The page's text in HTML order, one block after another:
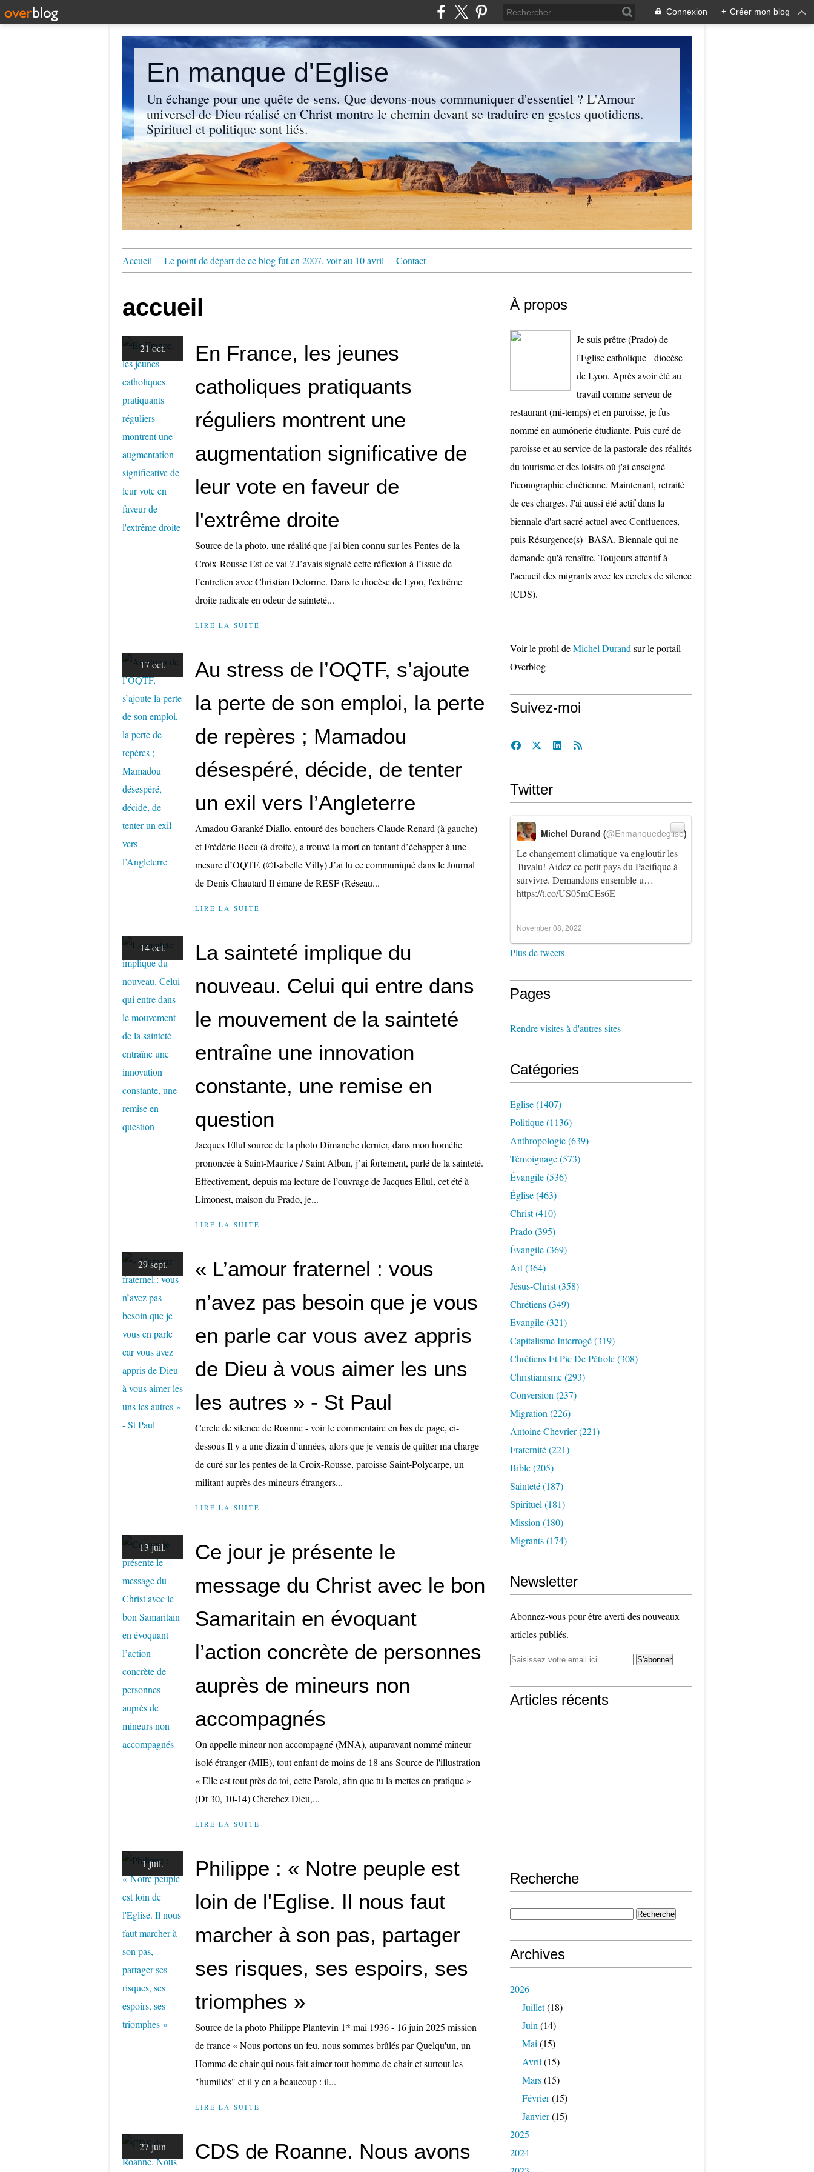
Connexion + Créer mon blog
En manque d'Eglise
Un échange pour une quête de sens. Que devons-nous communiquer d'essentiel ? L'Amour
universel de Dieu réalisé en Christ montre le chemin devant se traduire en gestes quotidiens.
Spirituel et politique sont liés.
Accueil Le point de départ de ce blog fut en 2007, voir au 10 avril Contact
accueil
21 oct.
En France, les jeunes
catholiques pratiquants
réguliers montrent une
augmentation significative de
leur vote en faveur de
l'extrême droite
Source de la photo, une réalité que j'ai bien connu sur les Pentes de la
Croix-Rousse Est-ce vai ? J’avais signalé cette réflexion à l’issue de
l’entretien avec Christian Delorme. Dans le diocèse de Lyon, l'extrême
droite radicale en odeur de sainteté...
LIRE LA SUITE
17 oct.
Au stress de l’OQTF, s’ajoute
la perte de son emploi, la perte
de repères ; Mamadou
désespéré, décide, de tenter
un exil vers l’Angleterre
Amadou Garanké Diallo, entouré des bouchers Claude Renard (à gauche)
et Frédéric Becu (à droite), a trouvé la mort en tentant d’échapper à une
mesure d’OQTF. (©Isabelle Villy) J’ai lu ce communiqué dans le Journal
de Denis Chautard Il émane de RESF (Réseau...
LIRE LA SUITE
14 oct.
La sainteté implique du
nouveau. Celui qui entre dans
le mouvement de la sainteté
entraîne une innovation
constante, une remise en
question
Jacques Ellul source de la photo Dimanche dernier, dans mon homélie
prononcée à Saint-Maurice / Saint Alban, j’ai fortement, parlé de la sainteté.
Effectivement, depuis ma lecture de l’ouvrage de Jacques Ellul, cet été à
Limonest, maison du Prado, je...
LIRE LA SUITE
29 sept.
« L’amour fraternel : vous
n’avez pas besoin que je vous
en parle car vous avez appris
de Dieu à vous aimer les uns
les autres » - St Paul
Cercle de silence de Roanne - voir le commentaire en bas de page, ci-
dessous Il y a une dizain d’années, alors que je venais de quitter ma charge
de curé sur les pentes de la Croix-Rousse, paroisse Saint-Polycarpe, un
militant auprès des mineurs étrangers...
LIRE LA SUITE
13 juil.
Ce jour je présente le
message du Christ avec le bon
Samaritain en évoquant
l’action concrète de personnes
auprès de mineurs non
accompagnés
On appelle mineur non accompagné (MNA), auparavant nommé mineur
isolé étranger (MIE), tout enfant de moins de 18 ans Source de l'illustration
« Elle est tout près de toi, cette Parole, afin que tu la mettes en pratique »
(Dt 30, 10-14) Cherchez Dieu,...
LIRE LA SUITE
1 juil.
Philippe : « Notre peuple est
loin de l'Eglise. Il nous faut
marcher à son pas, partager
ses risques, ses espoirs, ses
triomphes »
Source de la photo Philippe Plantevin 1* mai 1936 - 16 juin 2025 mission
de france « Nous portons un feu, nous sommes brûlés par Quelqu'un, un
Homme de chair qui nous fait aimer tout homme de chair et surtout les
"humiliés" et il y en a beaucoup : il...
LIRE LA SUITE
27 juin CDS de Roanne. Nous avons
À propos
Je suis prêtre (Prado) de
l'Eglise catholique - diocèse
de Lyon. Après avoir été au
travail comme serveur de
restaurant (mi-temps) et en paroisse, je fus
nommé en aumônerie étudiante. Puis curé de
paroisse et au service de la pastorale des réalités
du tourisme et des loisirs où j'ai enseigné
l'iconographie chrétienne. Maintenant, retraité
de ces charges. J'ai aussi été actif dans la
biennale d'art sacré actuel avec Confluences,
puis Résurgence(s)- BASA. Biennale qui ne
demande qu'à renaître. Toujours attentif à
l'accueil des migrants avec les cercles de silence
(CDS).
Voir le profil deMichel Durand sur le portail
Overblog
Suivez-moi
Twitter
Le changement climatique va engloutir les
Tuvalu! Aidez ce petit pays du Pacifique à
survivre. Demandons ensemble u…
https://t.co/US05mCEs6E
Michel Durand (@Enmanquedeglise)
November 08, 2022
Plus de tweets
Pages
Rendre visites à d'autres sites
Catégories
Eglise(1407)
Politique(1136)
Anthropologie(639)
Témoignage(573)
Évangile(536)
Église(463)
Christ(410)
Prado(395)
Évangile(369)
Art(364)
Jésus-Christ(358)
Chrétiens(349)
Evangile(321)
Capitalisme Interrogé(319)
Chrétiens Et Pic De Pétrole(308)
Christianisme(293)
Conversion (237)
Migration (226)
Antoine Chevrier(221)
Fraternité(221)
Bible(205)
Sainteté(187)
Spirituel (181)
Mission (180)
Migrants(174)
Newsletter
Abonnez-vous pour être averti des nouveaux
articles publiés.
Articles récents
Recherche
Archives
2026
Juillet(18)
Juin (14)
Mai (15)
Avril (15)
Mars(15)
Février(15)
Janvier(15)
2025
2024